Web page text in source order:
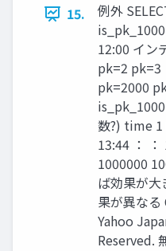
15.
例外
12:00 イン
pk=2 pk=3
pk=2000
数?) time 1
13:44 ：
1000000
ば効果が大
果が異な
Yahoo
Reserved.